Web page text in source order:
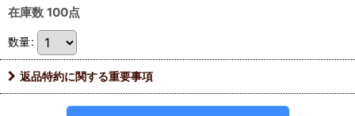
在庫数 100点
数量:
返品特約に関する重要事項